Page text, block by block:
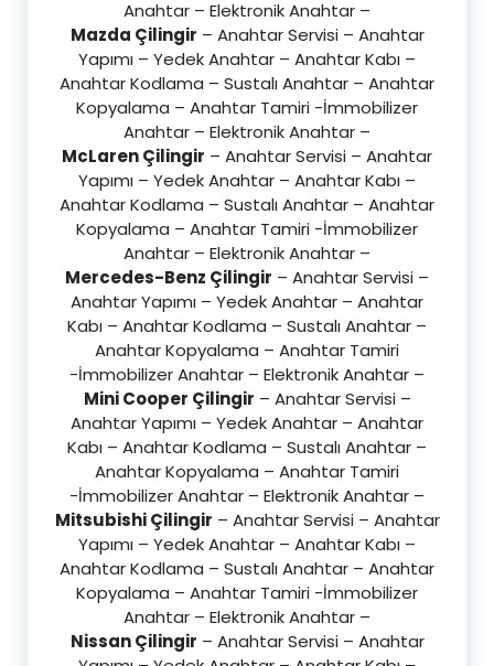
Anahtar – Elektronik Anahtar –
Mazda Çilingir – Anahtar Servisi – Anahtar
Yapımı – Yedek Anahtar – Anahtar Kabı –
Anahtar Kodlama – Sustalı Anahtar – Anahtar
Kopyalama – Anahtar Tamiri -İmmobilizer
Anahtar – Elektronik Anahtar –
McLaren Çilingir – Anahtar Servisi – Anahtar
Yapımı – Yedek Anahtar – Anahtar Kabı –
Anahtar Kodlama – Sustalı Anahtar – Anahtar
Kopyalama – Anahtar Tamiri -İmmobilizer
Anahtar – Elektronik Anahtar –
Mercedes-Benz Çilingir – Anahtar Servisi –
Anahtar Yapımı – Yedek Anahtar – Anahtar
Kabı – Anahtar Kodlama – Sustalı Anahtar –
Anahtar Kopyalama – Anahtar Tamiri
-İmmobilizer Anahtar – Elektronik Anahtar –
Mini Cooper Çilingir – Anahtar Servisi –
Anahtar Yapımı – Yedek Anahtar – Anahtar
Kabı – Anahtar Kodlama – Sustalı Anahtar –
Anahtar Kopyalama – Anahtar Tamiri
-İmmobilizer Anahtar – Elektronik Anahtar –
Mitsubishi Çilingir – Anahtar Servisi – Anahtar
Yapımı – Yedek Anahtar – Anahtar Kabı –
Anahtar Kodlama – Sustalı Anahtar – Anahtar
Kopyalama – Anahtar Tamiri -İmmobilizer
Anahtar – Elektronik Anahtar –
Nissan Çilingir – Anahtar Servisi – Anahtar